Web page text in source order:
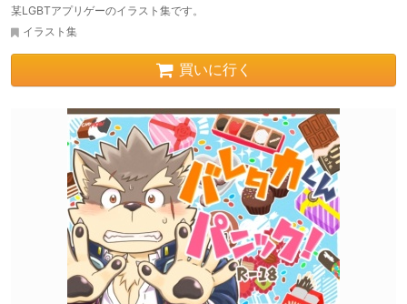
某LGBTアプリゲーのイラスト集です。
イラスト集
買いに行く